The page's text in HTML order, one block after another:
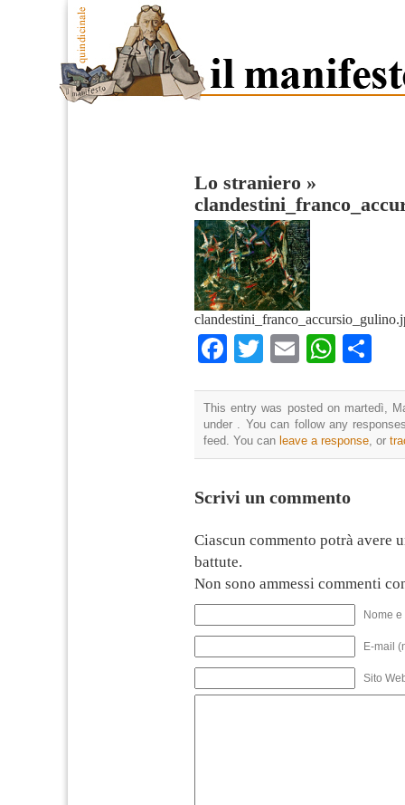
Lo straniero »
Facebook
TwitterEmail
This entry was posted on martedì,
under . You can follow any
feed. You can leave a response , or
Scrivi un commento
Ciascun commento potrà avere
battute.
Non sono ammessi commenti
Nome
E-mail
Sito